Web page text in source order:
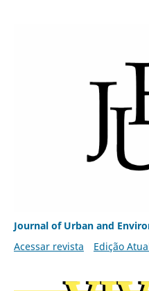
Journal of Urban and
Acessar revista
Edição